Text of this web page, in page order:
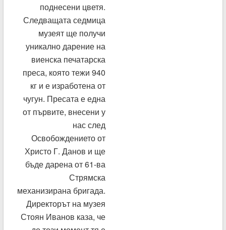
поднесени цветя.
Следващата седмица
музеят ще получи
уникално дарение на
виенска печатарска
преса, която тежи 940
кг и е изработена от
чугун. Пресата е една
от първите, внесени у
нас след
Освобождението от
Христо Г. Данов и ще
бъде дарена от 61-ва
Стрямска
механизирана бригада.
Директорът на музея
Стоян Иванов каза, че